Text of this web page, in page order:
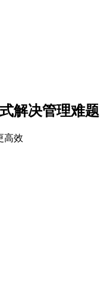
解决管理难题
高效